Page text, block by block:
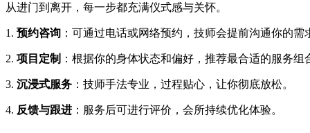
从进门到离开，每一步都充满仪式感与关怀。
1. 预约咨询 ：可通过电话或网络预约，技师会提前沟通你的需
2. 项目定制 ：根据你的身体状态和偏好，推荐最合适的服务组
3. 沉浸式服务 ：技师手法专业，过程贴心，让你彻底放松。
4. 反馈与跟进 ：服务后可进行评价，会所持续优化体验。